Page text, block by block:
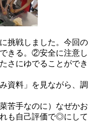
挑戦しました。今回
きる。②安全に注意
さにゆでることがで
資料」を見ながら、
苦手なのに）なぜか
も自己評価で◎にし